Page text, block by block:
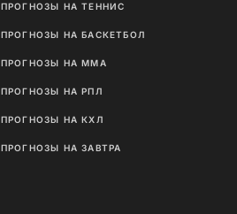
ПРОГНОЗЫ НА ТЕННИС
ПРОГНОЗЫ НА БАСКЕТБОЛ
ПРОГНОЗЫ НА MMA
ПРОГНОЗЫ НА РПЛ
ПРОГНОЗЫ НА КХЛ
ПРОГНОЗЫ НА ЗАВТРА